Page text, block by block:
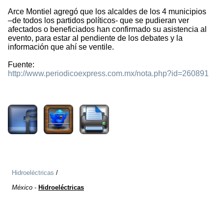
Arce Montiel agregó que los alcaldes de los 4 municipios
–de todos los partidos políticos- que se pudieran ver
afectados o beneficiados han confirmado su asistencia al
evento, para estar al pendiente de los debates y la
información que ahí se ventile.
Fuente:
http://www.periodicoexpress.com.mx/nota.php?id=260891
Hidroeléctricas /
México - Hidroeléctricas